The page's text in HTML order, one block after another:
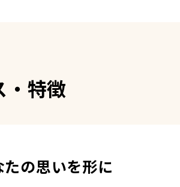
・特徴
たの思いを形に